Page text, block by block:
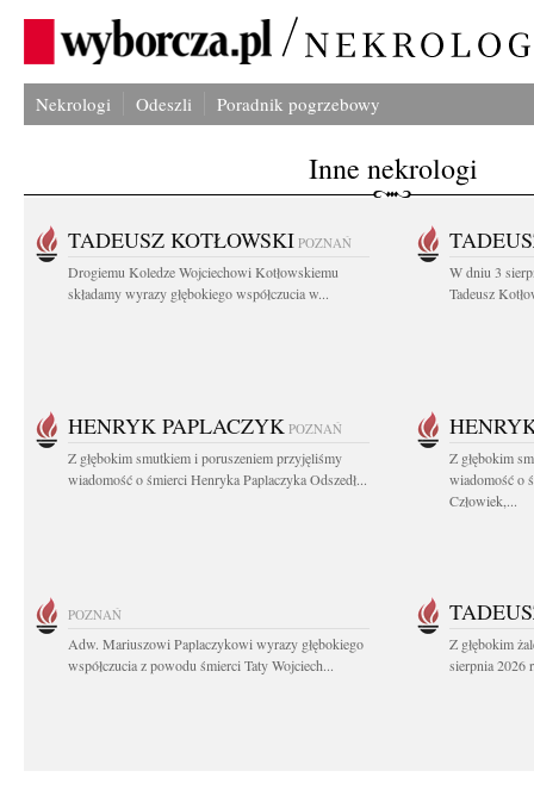
Nekrologi Odeszli Poradnik pogrzebowy
Inne nekrologi
TADEUSZ KOTŁOWSKI POZNAŃ
Drogiemu Koledze Wojciechowi Kotłowskiemu
składamy wyrazy głębokiego współczucia w...
W dniu 3
Tadeusz
HENRYK PAPLACZYK POZNAŃ
Z głębokim smutkiem i poruszeniem przyjęliśmy
wiadomość o śmierci Henryka Paplaczyka Odszedł...
Z głębokim
wiadomość o
Człowiek,...
POZNAŃ
Adw. Mariuszowi Paplaczykowi wyrazy głębokiego
współczucia z powodu śmierci Taty Wojciech...
Z głębokim
sierpnia 2026